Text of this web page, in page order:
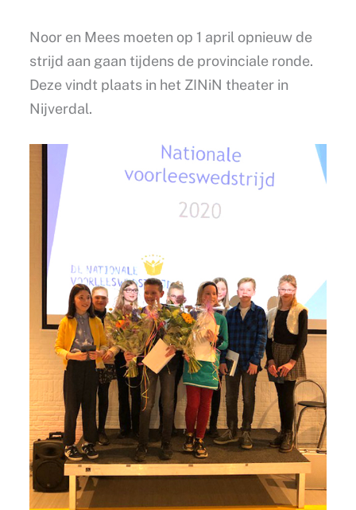
Noor en Mees moeten op 1 april opnieuw de
strijd aan gaan tijdens de provinciale ronde.
Deze vindt plaats in het ZINiN theater in
Nijverdal.